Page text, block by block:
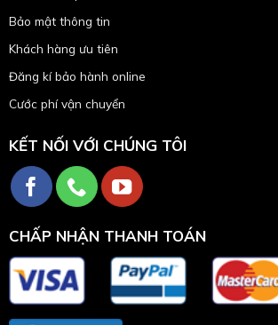
Bảo mật thông tin
Khách hàng ưu tiên
Đăng kí bảo hành online
Cước phí vận chuyển
KẾT NỐI VỚI CHÚNG TÔI
CHẤP NHẬN THANH TOÁN